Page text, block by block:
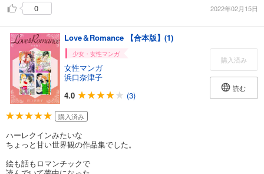
0
2022年02月15日
Love＆Romance 【合本版】(1)
少女・女性マンガ
女性マンガ
浜口奈津子
4.0
(3)
購入済み
読む
購入済み
ハーレクインみたいな
ちょっと甘い世界観の作品集でした。
絵も話もロマンチックで